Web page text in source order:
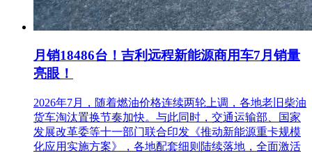
月销18486台！吉利远程新能源商用车7月销量
亮眼！
2026年7月，随着燃油价格连续两轮上调，各地老旧柴油
货车淘汰置换节奏加快。与此同时，交通运输部、国家
发展改革委等十一部门联合印发《推动新能源重卡规模
化应用实施方案》，各地配套细则陆续落地，全面激活